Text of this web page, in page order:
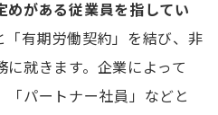
注意点
関するよくある質問
員の違いは？
めがある従業員を指してい
「有期労働契約」を結び、非
就きます。企業によって
「パートナー社員」などと